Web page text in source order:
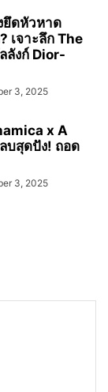
ยึดหัวหาด
เจาะลึก The
ลังก์ Dior-
3, 2025
x A
บสุดปัง! ถอด
3, 2025